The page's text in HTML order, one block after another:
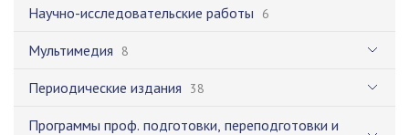
Научно-исследовательские работы 6
Мультимедия 8
Периодические издания 38
Программы проф. подготовки, переподготовки и